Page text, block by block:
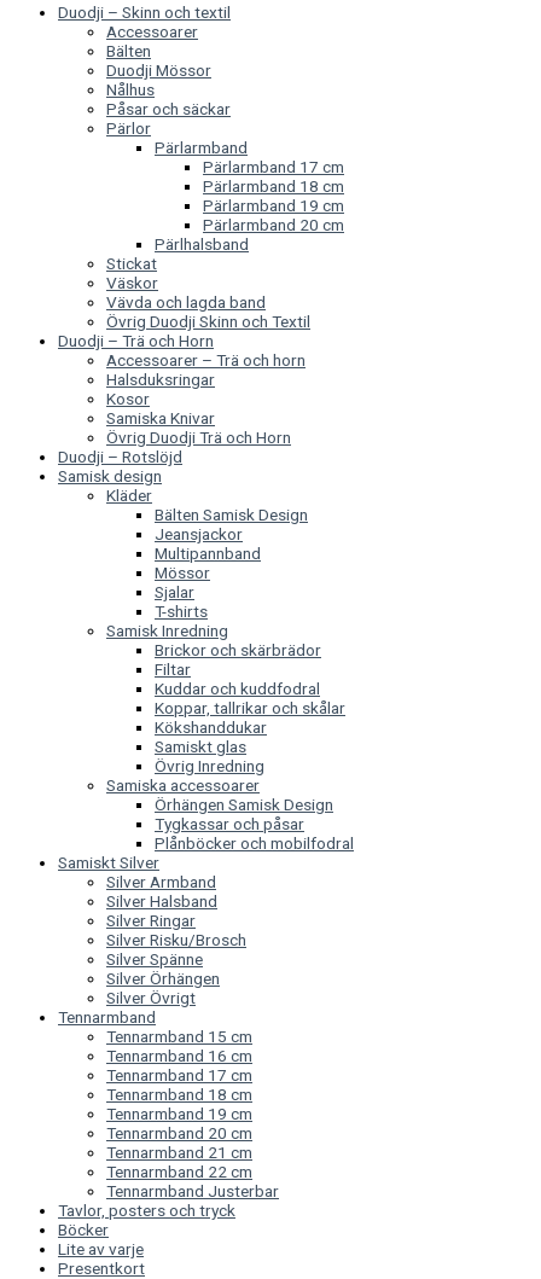
Duodji – Skinn och textil
Accessoarer
Bälten
Duodji Mössor
Nålhus
Påsar och säckar
Pärlor
Pärlarmband
Pärlarmband 17 cm
Pärlarmband 18 cm
Pärlarmband 19 cm
Pärlarmband 20 cm
Pärlhalsband
Stickat
Väskor
Vävda och lagda band
Övrig Duodji Skinn och Textil
Duodji – Trä och Horn
Accessoarer – Trä och horn
Halsduksringar
Kosor
Samiska Knivar
Övrig Duodji Trä och Horn
Duodji – Rotslöjd
Samisk design
Kläder
Bälten Samisk Design
Jeansjackor
Multipannband
Mössor
Sjalar
T-shirts
Samisk Inredning
Brickor och skärbrädor
Filtar
Kuddar och kuddfodral
Koppar, tallrikar och skålar
Kökshanddukar
Samiskt glas
Övrig Inredning
Samiska accessoarer
Örhängen Samisk Design
Tygkassar och påsar
Plånböcker och mobilfodral
Samiskt Silver
Silver Armband
Silver Halsband
Silver Ringar
Silver Risku/Brosch
Silver Spänne
Silver Örhängen
Silver Övrigt
Tennarmband
Tennarmband 15 cm
Tennarmband 16 cm
Tennarmband 17 cm
Tennarmband 18 cm
Tennarmband 19 cm
Tennarmband 20 cm
Tennarmband 21 cm
Tennarmband 22 cm
Tennarmband Justerbar
Tavlor, posters och tryck
Böcker
Lite av varje
Presentkort